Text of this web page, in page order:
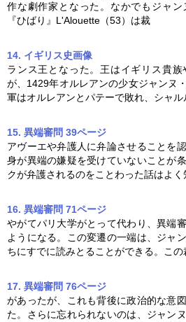
作な劇作家となった。なかでも ジャン
『ひばり』L'Alouette（53）は裁
14. イギリス史画像
ランス王となった。王はイギリス貴
が、1429年オルレアンの少女ジャンヌ
軍はオルレアンとパテーで敗れ、シャル
15. 異端審問 39ページ
アヴーエや弁護人に弁論させることを
身が異端の嫌疑を受けていないことが条
クが弁護されるのをことわった話はよく
16. 異端審問 71ページ
やがてパリ大学がとって代わり、異端
ようになる。この変遷の一端は、 ジャ
ちにすでに読みとることができる。この
17. 異端審問 76ページ
があったが、これも背後に政治的な意
た。さらに忘れられないのは、 ジャン